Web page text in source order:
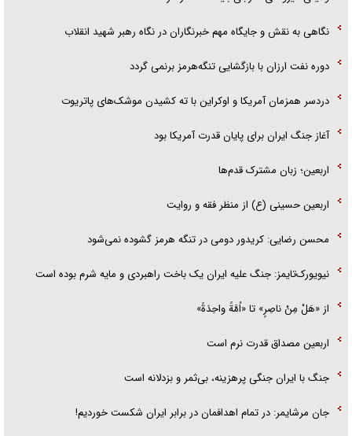
نگاهی به نقش و جایگاه مهم خبرنگاران در نگاه رهبر شهید انقلاب
دوره نفت ارزان با بازگشایی تنگه‌هرمز برنمی گردد
دردسر همزمان آمریکا و اوکراین با ته کشیدن موشک‌های پاتریوت
آغاز جنگ ایران برای پایان قدرت آمریکا بود
اربعین؛ زبان مشترک قدم‌ها
اربعین حسینی (ع) از منظر فقه و روایت
محسن رضایی: کریدور دومی در تنگه هرمز گشوده نمی‌شود
نیویورک‌تایمز: جنگ علیه ایران یک باخت راهبردی و مایه شرم بوده است
از «هَلْ مِنْ ناصِرٍ» تا «اُمَّةً واحِدَةً»
اربعین مصداق قدرت نرم است
جنگ با ایران جنگی پرهزینه، بی‌ثمر و بزدلانه است
جان مرشایمر: در تمام اهدافمان در برابر ایران شکست خوردیم!